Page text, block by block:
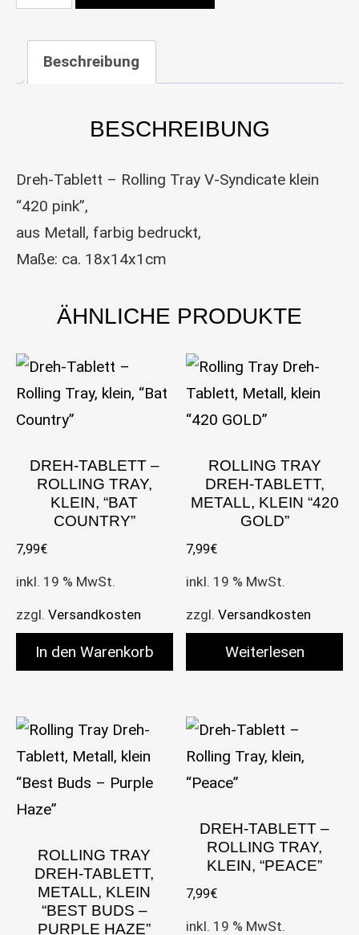
Beschreibung
BESCHREIBUNG
Dreh-Tablett – Rolling Tray V-Syndicate klein
“420 pink”,
aus Metall, farbig bedruckt,
Maße: ca. 18x14x1cm
ÄHNLICHE PRODUKTE
DREH-TABLETT –
ROLLING TRAY,
KLEIN, “BAT
COUNTRY”
7,99€
inkl. 19 % MwSt.
zzgl. Versandkosten
In den Warenkorb
ROLLING TRAY
DREH-TABLETT,
METALL, KLEIN “420
GOLD”
7,99€
inkl. 19 % MwSt.
zzgl.Versandkosten
Weiterlesen
ROLLING TRAY
DREH-TABLETT,
METALL, KLEIN
“BEST BUDS –
PURPLE HAZE”
DREH-TABLETT –
ROLLING TRAY,
KLEIN, “PEACE”
7,99€
inkl. 19 % MwSt.